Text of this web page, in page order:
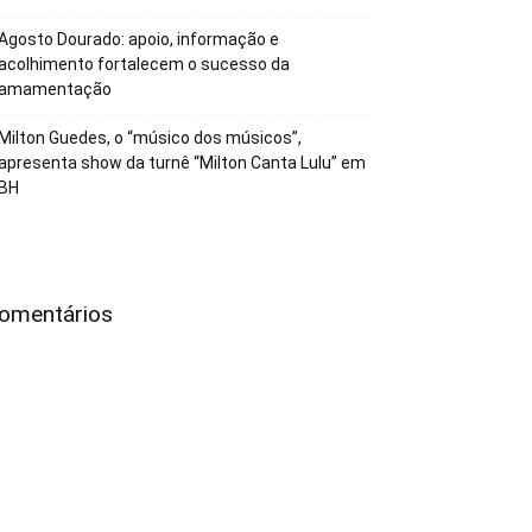
Dourado: apoio, informação e
fortalecem o sucesso da
Guedes, o “músico dos músicos”,
show da turnê “Milton Canta Lulu” em